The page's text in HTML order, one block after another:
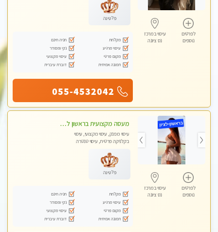
לפרטים
נוספים
עיסוי במרכז
נס ציונה
פלטינה
מקלחת
חניה חינם
עיסוי מרגיע
נקי ומסודר
מקום פרטי
עיסוי מקצועי
תמונה אמיתית
דוברת עיברית
055-4532042
לפרטים
נוספים
עיסוי במרכז
נס ציונה
מעסה מקצועית בראשון לציון קליניקה פרטית לבריאות הגוף לעיסוי מקצועי ומפנק -שעות עבודה -10:00-23:00
עיסוי מפנק, עיסוי מקצועי, עיסוי
בקלניקה פרטית, עיסוי טנטרה
פלטינה
מקלחת
חניה חינם
עיסוי מרגיע
נקי ומסודר
מקום פרטי
עיסוי מקצועי
תמונה אמיתית
דוברת עיברית